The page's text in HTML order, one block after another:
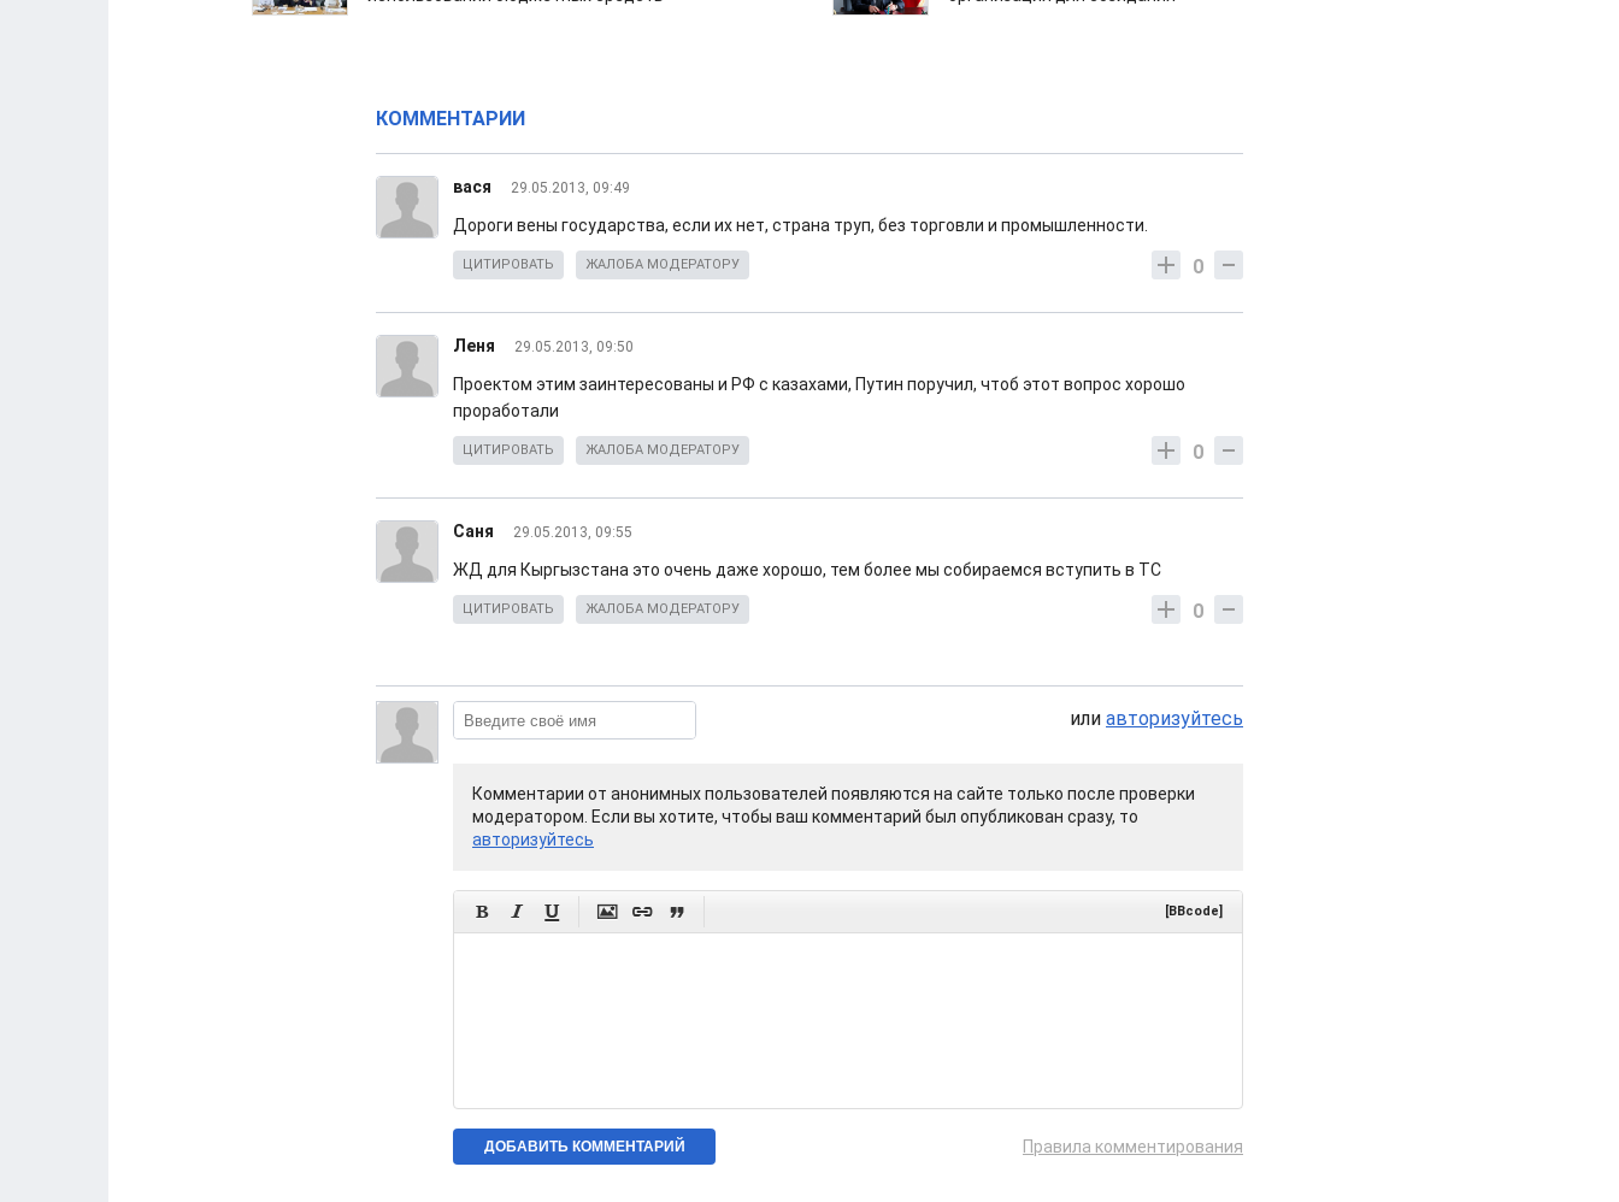
КОММЕНТАРИИ
вася 29.05.2013, 09:49
Дороги вены государства, если их нет, страна труп, без торговли и промышленности.
0
ЦИТИРОВАТЬ ЖАЛОБА МОДЕРАТОРУ
Леня 29.05.2013, 09:50
Проектом этим заинтересованы и РФ с казахами, Путин поручил, чтоб этот вопрос хорошо
проработали
0
ЦИТИРОВАТЬ ЖАЛОБА МОДЕРАТОРУ
Саня 29.05.2013, 09:55
ЖД для Кыргызстана это очень даже хорошо, тем более мы собираемся вступить в ТС
0
ЦИТИРОВАТЬ ЖАЛОБА МОДЕРАТОРУ
или авторизуйтесь
Комментарии от анонимных пользователей появляются на сайте только после проверки
модератором. Если вы хотите, чтобы ваш комментарий был опубликован сразу, то
авторизуйтесь
      [BBcode]
Правила комментирования